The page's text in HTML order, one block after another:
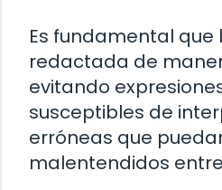
Es fundamental que
redactada de
evitando
susceptibles de
erróneas que
malentendidos